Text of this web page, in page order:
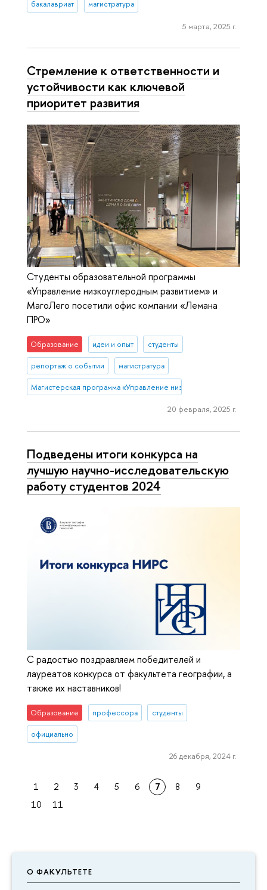
О ФАКУЛЬТЕТЕ
бакалавриат магистратура
5 марта, 2025 г.
Стремление к ответственности и
устойчивости как ключевой
приоритет развития
Студенты образовательной программы
«Управление низкоуглеродным развитием» и
МагоЛего посетили офис компании «Лемана
ПРО»
Образование идеи и опыт студенты
репортаж о событии магистратура
Магистерская программа «Управление низкоуглеродным
20 февраля, 2025 г.
Подведены итоги конкурса на
лучшую научно-исследовательскую
работу студентов 2024
С радостью поздравляем победителей и
лауреатов конкурса от факультета географии, а
также их наставников!
Образование профессора студенты
официально
26 декабря, 2024 г.
1 2 3 4 5 6 7 8
9
10
11